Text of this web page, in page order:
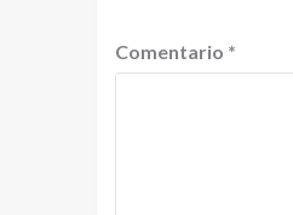
Comentario *